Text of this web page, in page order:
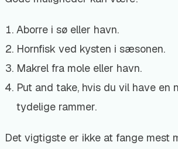
Aborre i sø eller havn.
Hornfisk ved kysten i sæsonen.
Makrel fra mole eller havn.
Put and take, hvis du vil have en
tydelige rammer.
Det vigtigste er ikke at fange mest